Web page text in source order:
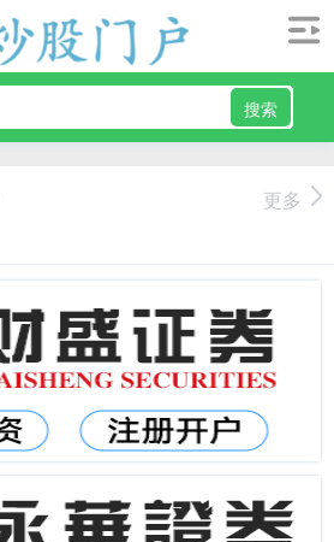
搜索
更多